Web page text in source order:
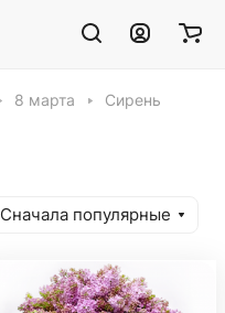
8 марта Сирень
Сначала популярные